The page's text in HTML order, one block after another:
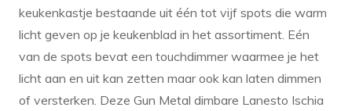
keukenkastje bestaande uit één tot vijf spots die warm
licht geven op je keukenblad in het assortiment. Eén
van de spots bevat een touchdimmer waarmee je het
licht aan en uit kan zetten maar ook kan laten dimmen
of versterken. Deze Gun Metal dimbare Lanesto Ischia